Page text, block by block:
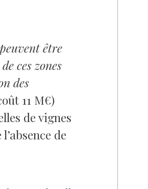
être
ces zones
des
11 M€)
de vignes
de